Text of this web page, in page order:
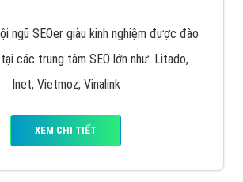
ngũ SEOer giàu kinh nghiệm được đào
các trung tâm SEO lớn như: Litado,
Inet, Vietmoz, Vinalink
XEM CHI TIẾT